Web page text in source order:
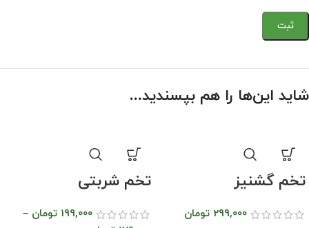
شاید این‌ها را هم بپسندید…
تخم گشنیز
299,000 تومان
تخم شربتی
199,000 تومان –